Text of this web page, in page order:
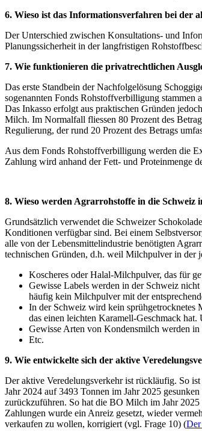
6. Wieso ist das Informationsverfahren bei der
Der Unterschied zwischen Konsultations- und
Planungssicherheit in der langfristigen
7. Wie funktionieren die privatrechtlichen
Das erste Standbein der Nachfolgelösung
sogenannten Fonds Rohstoffverbilligung stammen
Das Inkasso erfolgt aus praktischen Gründen
Milch. Im Normalfall fliessen 80 Prozent des
Regulierung, der rund 20 Prozent des Betrags
Aus dem Fonds Rohstoffverbilligung werden die
Zahlung wird anhand der Fett- und Proteinmenge
8. Wieso werden Agrarrohstoffe in die Schweiz
Grundsätzlich verwendet die Schweizer
Konditionen verfügbar sind. Bei einem
alle von der Lebensmittelindustrie benötigten
technischen Gründen, d.h. weil Milchpulver in der
Koscheres oder Halal-Milchpulver, das für
Gewisse Labels werden in der Schweiz
häufig kein Milchpulver mit der
In der Schweiz wird kein sprühgetrocknetes
das einen leichten Karamell-Geschmack
Gewisse Arten von Kondensmilch werden
Etc.
9. Wie entwickelte sich der aktive
Der aktive Veredelungsverkehr ist rückläufig. So
Jahr 2024 auf 3493 Tonnen im Jahr 2025
zurückzuführen. So hat die BO Milch im Jahr 2025
Zahlungen wurde ein Anreiz gesetzt, wieder
verkaufen zu wollen, korrigiert (vgl. Frage 10) (Der